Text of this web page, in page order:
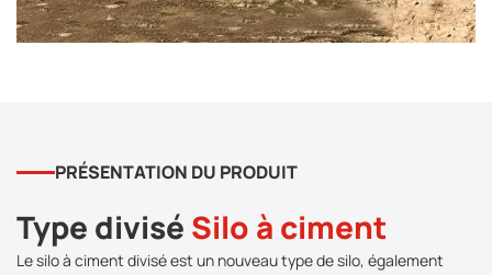
PRÉSENTATION DU PRODUIT
Type divisé Silo à ciment
Le silo à ciment divisé est un nouveau type de silo, également